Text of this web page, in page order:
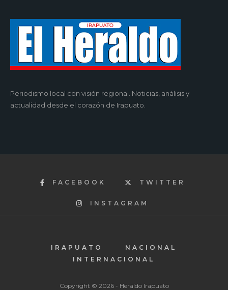
Periodismo local con visión regional. Noticias, análisis y
actualidad desde el corazón de Irapuato.
FACEBOOK TWITTER
INSTAGRAM
IRAPUATO
NACIONAL
INTERNACIONAL
Copyright © 2026 - Heraldo Irapuato